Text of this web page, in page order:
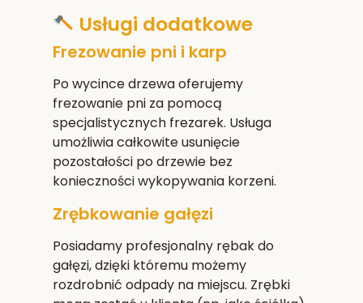
Usługi dodatkowe
Frezowanie pni i karp
Po wycince drzewa oferujemy
frezowanie pni za pomocą
specjalistycznych frezarek. Usługa
umożliwia całkowite usunięcie
pozostałości po drzewie bez
konieczności wykopywania korzeni.
Zrębkowanie gałęzi
Posiadamy profesjonalny rębak do
gałęzi, dzięki któremu możemy
rozdrobnić odpady na miejscu. Zrębki